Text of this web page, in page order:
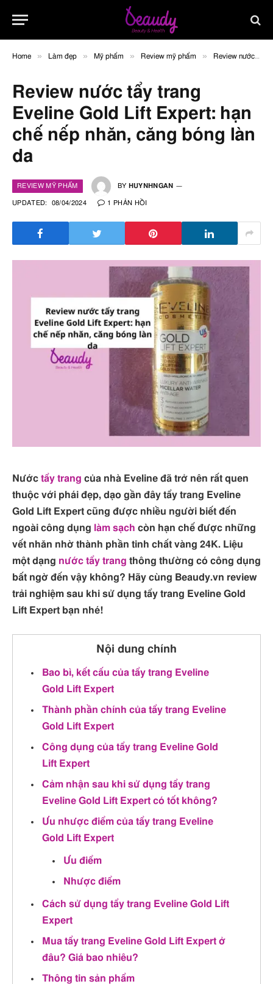
Home » Làm đẹp » Mỹ phẩm » Review mỹ phẩm » Review nước tẩy trang Eveline Gold Lift Expert: hạn chế nếp nhăn, căng bóng làn da
Review nước tẩy trang
Eveline Gold Lift Expert: hạn
chế nếp nhăn, căng bóng làn
da
REVIEW MỸ PHẨM BY HUYNHNGAN
UPDATED: 08/04/2024 1 PHẢN HỒI
Nước tẩy trang của nhà Eveline đã trở nên rất quen
thuộc với phái đẹp, dạo gần đây tẩy trang Eveline
Gold Lift Expert cũng được nhiều người biết đến
ngoài công dụng làm sạch còn hạn chế được những
vết nhăn nhờ thành phần tinh chất vàng 24K. Liệu
một dạng nước tẩy trang thông thường có công dụng
bất ngờ đến vậy không? Hãy cùng Beaudy.vn review
trải nghiệm sau khi sử dụng tẩy trang Eveline Gold
Lift Expert bạn nhé!
Nội dung chính
Bao bì, kết cấu của tẩy trang Eveline
Gold Lift Expert
Thành phần chính của tẩy trang Eveline
Gold Lift Expert
Công dụng của tẩy trang Eveline Gold
Lift Expert
Cảm nhận sau khi sử dụng tẩy trang
Eveline Gold Lift Expert có tốt không?
Ưu nhược điểm của tẩy trang Eveline
Gold Lift Expert
Ưu điểm
Nhược điểm
Cách sử dụng tẩy trang Eveline Gold Lift
Expert
Mua tẩy trang Eveline Gold Lift Expert ở
đâu? Giá bao nhiêu?
Thông tin sản phẩm